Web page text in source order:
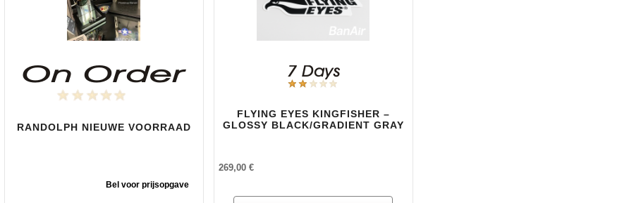
RANDOLPH NIEUWE VOORRAAD
Bel voor prijsopgave
FLYING EYES KINGFISHER –
GLOSSY BLACK/GRADIENT GRAY
269,00 €